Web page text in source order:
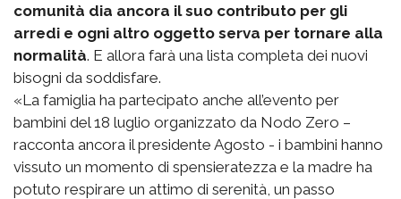
comunità dia ancora il suo contributo per gli
arredi e ogni altro oggetto serva per tornare alla
normalità. E allora farà una lista completa dei nuovi
bisogni da soddisfare.
«La famiglia ha partecipato anche all’evento per
bambini del 18 luglio organizzato da Nodo Zero –
racconta ancora il presidente Agosto - i bambini hanno
vissuto un momento di spensieratezza e la madre ha
potuto respirare un attimo di serenità, un passo